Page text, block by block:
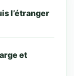
l’étranger
et